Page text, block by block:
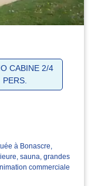
CABINE 2/4
PERS.
à Bonascre,
sauna, grandes
commerciale